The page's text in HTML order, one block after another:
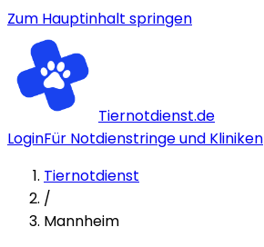
Zum Hauptinhalt springen
Tiernotdienst.de
LoginFür Notdienstringe und Kliniken
Tiernotdienst
/
Mannheim